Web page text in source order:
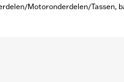
/Motoronderdelen/Tassen,